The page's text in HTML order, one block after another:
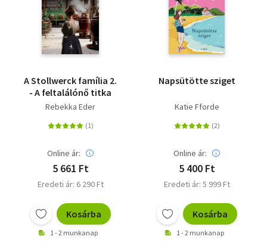
A Stollwerck família 2.
- A feltalálónő titka
Rebekka Eder
Online ár:
5 661 Ft
Eredeti ár: 6 290 Ft
Kosárba
1 - 2 munkanap
Napsütötte sziget
Katie Fforde
Online ár:
5 400 Ft
Eredeti ár: 5 999 Ft
Kosárba
1 - 2 munkanap